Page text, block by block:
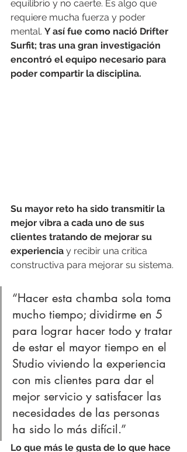
equilibrio y no caerte. Es algo que
requiere mucha fuerza y poder
mental. Y así fue como nació Drifter
Surfit; tras una gran investigación
encontró el equipo necesario para
poder compartir la disciplina.
Su mayor reto ha sido transmitir la
mejor vibra a cada uno de sus
clientes tratando de mejorar su
experiencia y recibir una critica
constructiva para mejorar su sistema.
“Hacer esta chamba sola toma
mucho tiempo; dividirme en 5
para lograr hacer todo y tratar
de estar el mayor tiempo en el
Studio viviendo la experiencia
con mis clientes para dar el
mejor servicio y satisfacer las
necesidades de las personas
ha sido lo más difícil.”
Lo que más le gusta de lo que hace